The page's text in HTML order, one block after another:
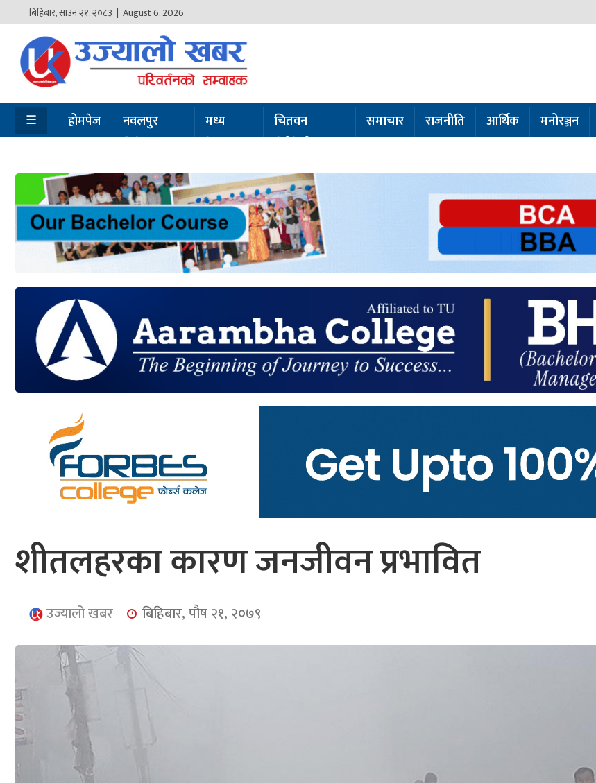
बिहिबार,साउन२१,२०८३ | August 6, 2026
होमपेज
नवलपुर
विशेष
चितवन
सेरोफेरो
राजनीति
आर्थिक
मनोरञ्जन
युनिकोड
☰ होमपेज
नवलपुर
विशेष
मध्य
नेपाल
चितवन
सेरोफेरो
समाचार राजनीति आर्थिक मनोरञ्जन
शीतलहरका कारण जनजीवन प्रभावित
उज्यालो खबर बिहिबार, पौष २१, २०७९